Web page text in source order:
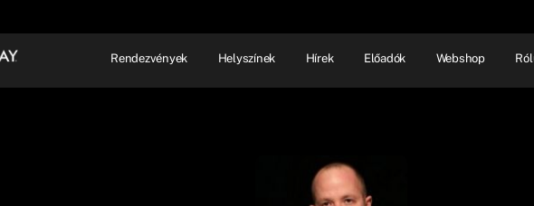
Rendezvények Helyszínek Hírek Előadók Webshop